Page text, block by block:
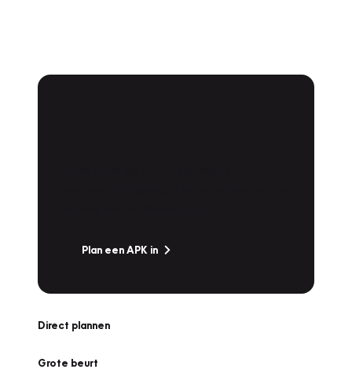
Plan een APK in
Direct plannen
Grote beurt